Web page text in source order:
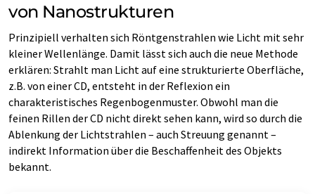
von Nanostrukturen
Prinzipiell verhalten sich Röntgenstrahlen wie Licht mit sehr
kleiner Wellenlänge. Damit lässt sich auch die neue Methode
erklären: Strahlt man Licht auf eine strukturierte Oberfläche,
z.B. von einer CD, entsteht in der Reflexion ein
charakteristisches Regenbogenmuster. Obwohl man die
feinen Rillen der CD nicht direkt sehen kann, wird so durch die
Ablenkung der Lichtstrahlen – auch Streuung genannt –
indirekt Information über die Beschaffenheit des Objekts
bekannt.